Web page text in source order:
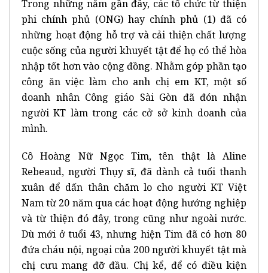
Trong những năm gần đây, các tổ chức từ thiện
phi chính phủ (ONG) hay chính phủ (1) đã có
những hoạt động hỗ trợ và cải thiện chất lượng
cuộc sống của người khuyết tật để họ có thể hòa
nhập tốt hơn vào cộng đồng. Nhằm góp phần tạo
công ăn việc làm cho anh chị em KT, một số
doanh nhân Công giáo Sài Gòn đã đón nhận
người KT làm trong các cở sở kinh doanh của
mình.
Cô Hoàng Nữ Ngọc Tim, tên thật là Aline
Rebeaud, người Thụy sĩ, đã dành cả tuổi thanh
xuân để dấn thân chăm lo cho người KT Việt
Nam từ 20 năm qua các hoạt động hướng nghiệp
và từ thiện đó đây, trong cũng như ngoài nước.
Dù mới ở tuổi 43, nhưng hiện Tim đã có hơn 80
đứa cháu nội, ngoại của 200 người khuyết tật mà
chị cưu mang đỡ đầu. Chị kể, để có điều kiện